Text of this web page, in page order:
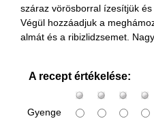
száraz vörösborral ízesítjük
Végül hozzáadjuk a
almát és a ribizlidzsemet.
A recept értékelése:
Gyenge